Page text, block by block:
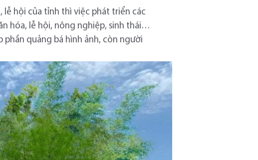
lễ hội của tỉnh thì việc phát triển các
hóa, lễ hội, nông nghiệp, sinh thái…
phần quảng bá hình ảnh, còn người